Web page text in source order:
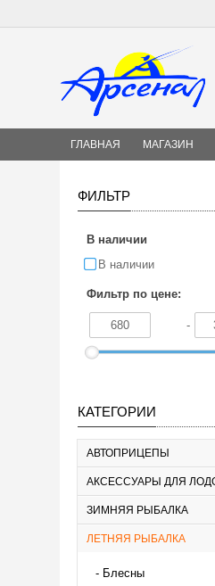
ГЛАВНАЯ МАГАЗИН
ФИЛЬТР
В наличии
В наличии
Фильтр по цене:
-
КАТЕГОРИИ
АВТОПРИЦЕПЫ
АКСЕССУАРЫ ДЛЯ
ЗИМНЯЯ РЫБАЛКА
ЛЕТНЯЯ РЫБАЛКА
Блесны